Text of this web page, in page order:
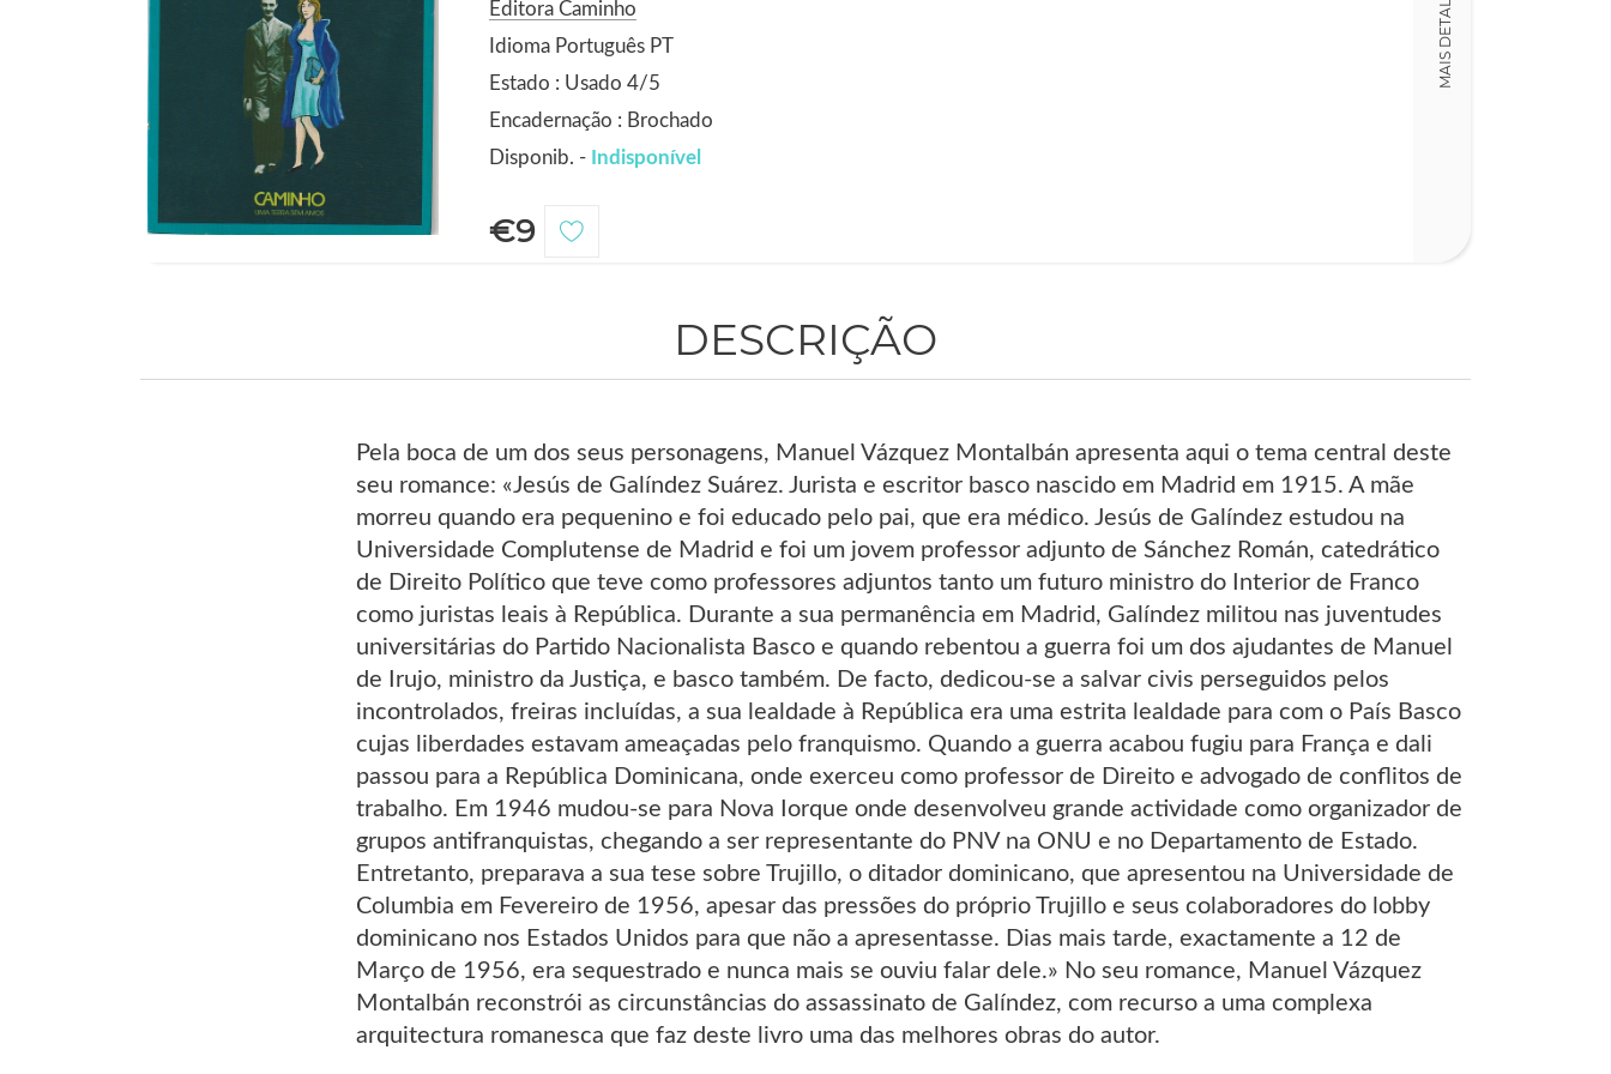
Editora Caminho
Idioma Português PT
Estado : Usado 4/5
Encadernação : Brochado
Disponib. - Indisponível
€9
MAIS DETALHES
DESCRIÇÃO
Pela boca de um dos seus personagens, Manuel Vázquez Montalbán apresenta aqui o tema central deste
seu romance: «Jesús de Galíndez Suárez. Jurista e escritor basco nascido em Madrid em 1915. A mãe
morreu quando era pequenino e foi educado pelo pai, que era médico. Jesús de Galíndez estudou na
Universidade Complutense de Madrid e foi um jovem professor adjunto de Sánchez Román, catedrático
de Direito Político que teve como professores adjuntos tanto um futuro ministro do Interior de Franco
como juristas leais à República. Durante a sua permanência em Madrid, Galíndez militou nas juventudes
universitárias do Partido Nacionalista Basco e quando rebentou a guerra foi um dos ajudantes de Manuel
de Irujo, ministro da Justiça, e basco também. De facto, dedicou-se a salvar civis perseguidos pelos
incontrolados, freiras incluídas, a sua lealdade à República era uma estrita lealdade para com o País Basco
cujas liberdades estavam ameaçadas pelo franquismo. Quando a guerra acabou fugiu para França e dali
passou para a República Dominicana, onde exerceu como professor de Direito e advogado de conflitos de
trabalho. Em 1946 mudou-se para Nova Iorque onde desenvolveu grande actividade como organizador de
grupos antifranquistas, chegando a ser representante do PNV na ONU e no Departamento de Estado.
Entretanto, preparava a sua tese sobre Trujillo, o ditador dominicano, que apresentou na Universidade de
Columbia em Fevereiro de 1956, apesar das pressões do próprio Trujillo e seus colaboradores do lobby
dominicano nos Estados Unidos para que não a apresentasse. Dias mais tarde, exactamente a 12 de
Março de 1956, era sequestrado e nunca mais se ouviu falar dele.» No seu romance, Manuel Vázquez
Montalbán reconstrói as circunstâncias do assassinato de Galíndez, com recurso a uma complexa
arquitectura romanesca que faz deste livro uma das melhores obras do autor.